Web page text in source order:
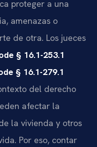
proteger a una
amenazas o
de otra. Los jueces
§ 16.1-253.1
§ 16.1-279.1
del derecho
afectar la
la vivienda y otros
Por eso, contar